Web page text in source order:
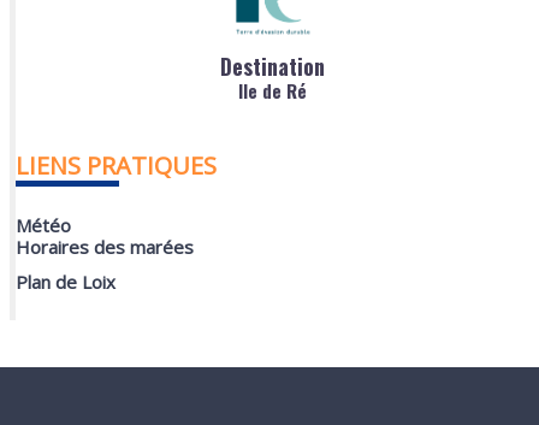
Destination
Ile de Ré
LIENS PRATIQUES
Météo
Horaires des marées
Plan de Loix